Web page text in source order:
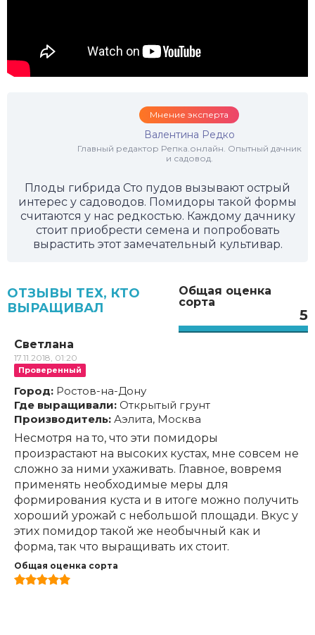
Мнение эксперта
Валентина Редко
Главный редактор Репка.онлайн. Опытный дачник
и садовод.
Плоды гибрида Сто пудов вызывают острый
интерес у садоводов. Помидоры такой формы
считаются у нас редкостью. Каждому дачнику
стоит приобрести семена и попробовать
вырастить этот замечательный культивар.
Общая оценка
сорта
5
ОТЗЫВЫ ТЕХ, КТО
ВЫРАЩИВАЛ
Светлана
17.11.2018, 01:20
Проверенный
Город: Ростов-на-Дону
Где выращивали: Открытый грунт
Производитель: Аэлита, Москва
Несмотря на то, что эти помидоры
произрастают на высоких кустах, мне совсем не
сложно за ними ухаживать. Главное, вовремя
применять необходимые меры для
формирования куста и в итоге можно получить
хороший урожай с небольшой площади. Вкус у
этих помидор такой же необычный как и
форма, так что выращивать их стоит.
Общая оценка сорта